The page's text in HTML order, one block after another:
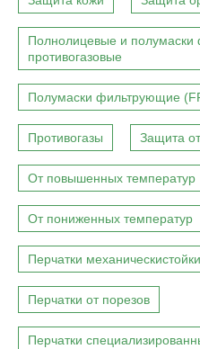
Полнолицевые и
противогазовые
Полумаски фильтрующие
Противогазы Защита
От повышенных температур
От пониженных температур
Перчатки
Перчатки от порезов
Перчатки